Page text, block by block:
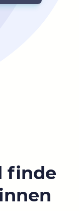
finde